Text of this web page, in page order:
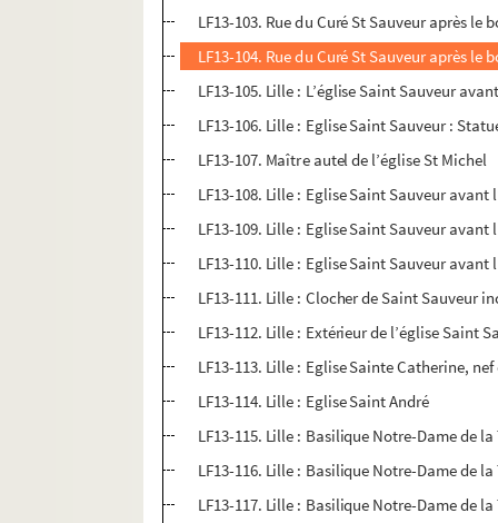
LF13-103. Rue du Curé St Sauveur après le
LF13-104. Rue du Curé St Sauveur après le
LF13-105. Lille : L’église Saint Sauveur
LF13-106. Lille : Eglise Saint Sauveur :
LF13-107. Maître autel de l’église St Michel
LF13-108. Lille : Eglise Saint Sauveur avant
LF13-109. Lille : Eglise Saint Sauveur avant
LF13-110. Lille : Eglise Saint Sauveur avant
LF13-111. Lille : Clocher de Saint Sauveur
LF13-112. Lille : Extérieur de l’église Saint
LF13-113. Lille : Eglise Sainte Catherine,
LF13-114. Lille : Eglise Saint André
LF13-115. Lille : Basilique Notre-Dame de
LF13-116. Lille : Basilique Notre-Dame de
LF13-117. Lille : Basilique Notre-Dame de